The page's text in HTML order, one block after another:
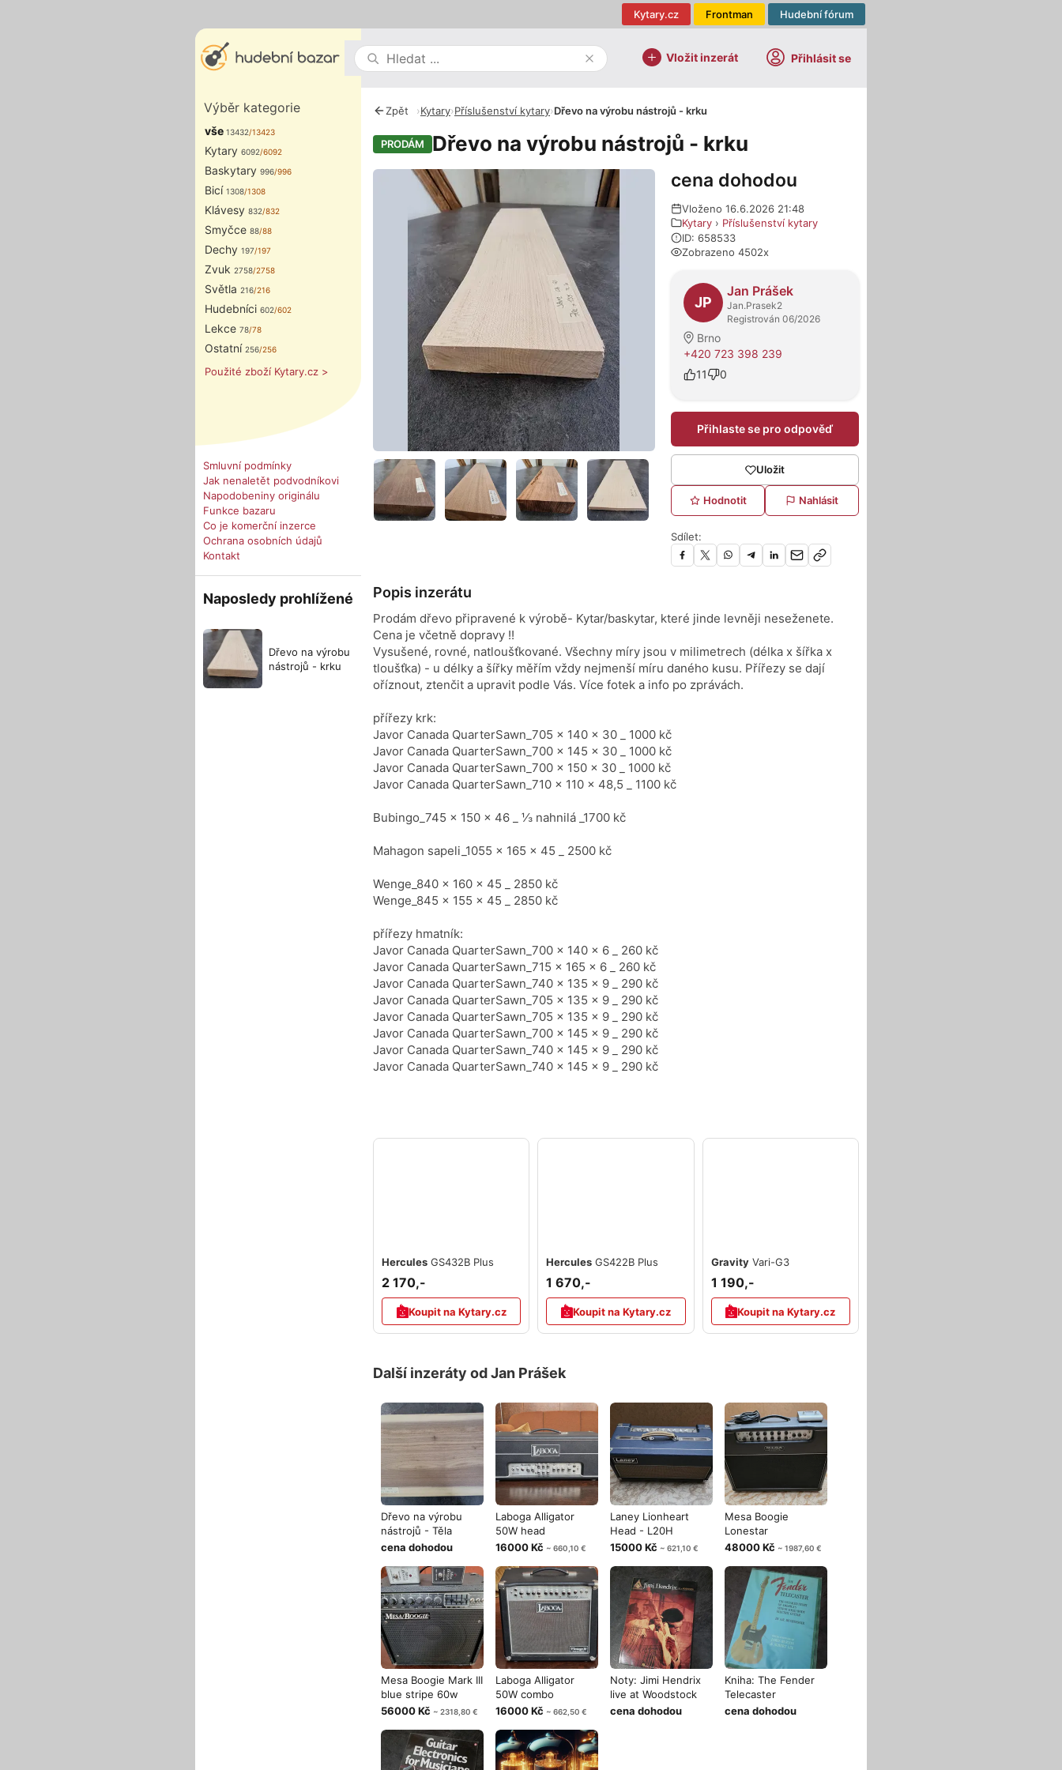
Hudební fórum
Frontman
Kytary.cz
Vložit inzerát Přihlásit se
Výběr kategorie
vše 13432/13423
Kytary 6092/6092
Baskytary 996/996
Bicí 1308/1308
Klávesy 832/832
Smyčce 88/88
Dechy 197/197
Zvuk 2758/2758
Světla 216/216
Hudebníci 602/602
Lekce 78/78
Ostatní 256/256
Použité zboží Kytary.cz >
Smluvní podmínky
Jak nenaletět podvodníkovi
Napodobeniny originálu
Funkce bazaru
Co je komerční inzerce
Ochrana osobních údajů
Kontakt
Naposledy prohlížené
Dřevo na výrobu
nástrojů - krku
Zpět ›Kytary›Příslušenství kytary›Dřevo na výrobu nástrojů - krku
PRODÁM Dřevo na výrobu nástrojů - krku
Fotografie cena dohodou
Vloženo 16.6.2026 21:48
Kytary › Příslušenství kytary
ID: 658533
Zobrazeno 4502x
O prodejci
JP
Jan Prášek
Jan.Prasek2
Registrován 06/2026
Brno
+420 723 398 239
11
0
Přihlaste se pro odpověď
Uložit
Hodnotit Nahlásit
Sdílet:
Popis inzerátu
Prodám dřevo připravené k výrobě- Kytar/baskytar, které jinde levněji neseženete.
Cena je včetně dopravy !!
Vysušené, rovné, natloušťkované. Všechny míry jsou v milimetrech (délka x šířka x
tloušťka) - u délky a šířky měřím vždy nejmenší míru daného kusu. Přířezy se dají
oříznout, ztenčit a upravit podle Vás. Více fotek a info po zprávách.
přířezy krk:
Javor Canada QuarterSawn_705 x 140 x 30 _ 1000 kč
Javor Canada QuarterSawn_700 x 145 x 30 _ 1000 kč
Javor Canada QuarterSawn_700 x 150 x 30 _ 1000 kč
Javor Canada QuarterSawn_710 x 110 x 48,5 _ 1100 kč
Bubingo_745 x 150 x 46 _ ⅓ nahnilá _1700 kč
Mahagon sapeli_1055 x 165 x 45 _ 2500 kč
Wenge_840 x 160 x 45 _ 2850 kč
Wenge_845 x 155 x 45 _ 2850 kč
přířezy hmatník:
Javor Canada QuarterSawn_700 x 140 x 6 _ 260 kč
Javor Canada QuarterSawn_715 x 165 x 6 _ 260 kč
Javor Canada QuarterSawn_740 x 135 x 9 _ 290 kč
Javor Canada QuarterSawn_705 x 135 x 9 _ 290 kč
Javor Canada QuarterSawn_705 x 135 x 9 _ 290 kč
Javor Canada QuarterSawn_700 x 145 x 9 _ 290 kč
Javor Canada QuarterSawn_740 x 145 x 9 _ 290 kč
Javor Canada QuarterSawn_740 x 145 x 9 _ 290 kč
Hercules GS432B Plus
2 170,-
Koupit na Kytary.cz
Hercules GS422B Plus
1 670,-
Koupit na Kytary.cz
Gravity Vari-G3
1 190,-
Koupit na Kytary.cz
Další inzeráty od Jan Prášek
Dřevo na výrobu
nástrojů - Těla
cena dohodou
Laboga Alligator
50W head
16000 Kč ~ 660,10 €
Laney Lionheart
Head - L20H
15000 Kč ~ 621,10 €
Mesa Boogie
Lonestar
48000 Kč ~ 1987,60 €
Mesa Boogie Mark III
blue stripe 60w
56000 Kč ~ 2318,80 €
Laboga Alligator
50W combo
16000 Kč ~ 662,50 €
Noty: Jimi Hendrix
live at Woodstock
cena dohodou
Kniha: The Fender
Telecaster
cena dohodou